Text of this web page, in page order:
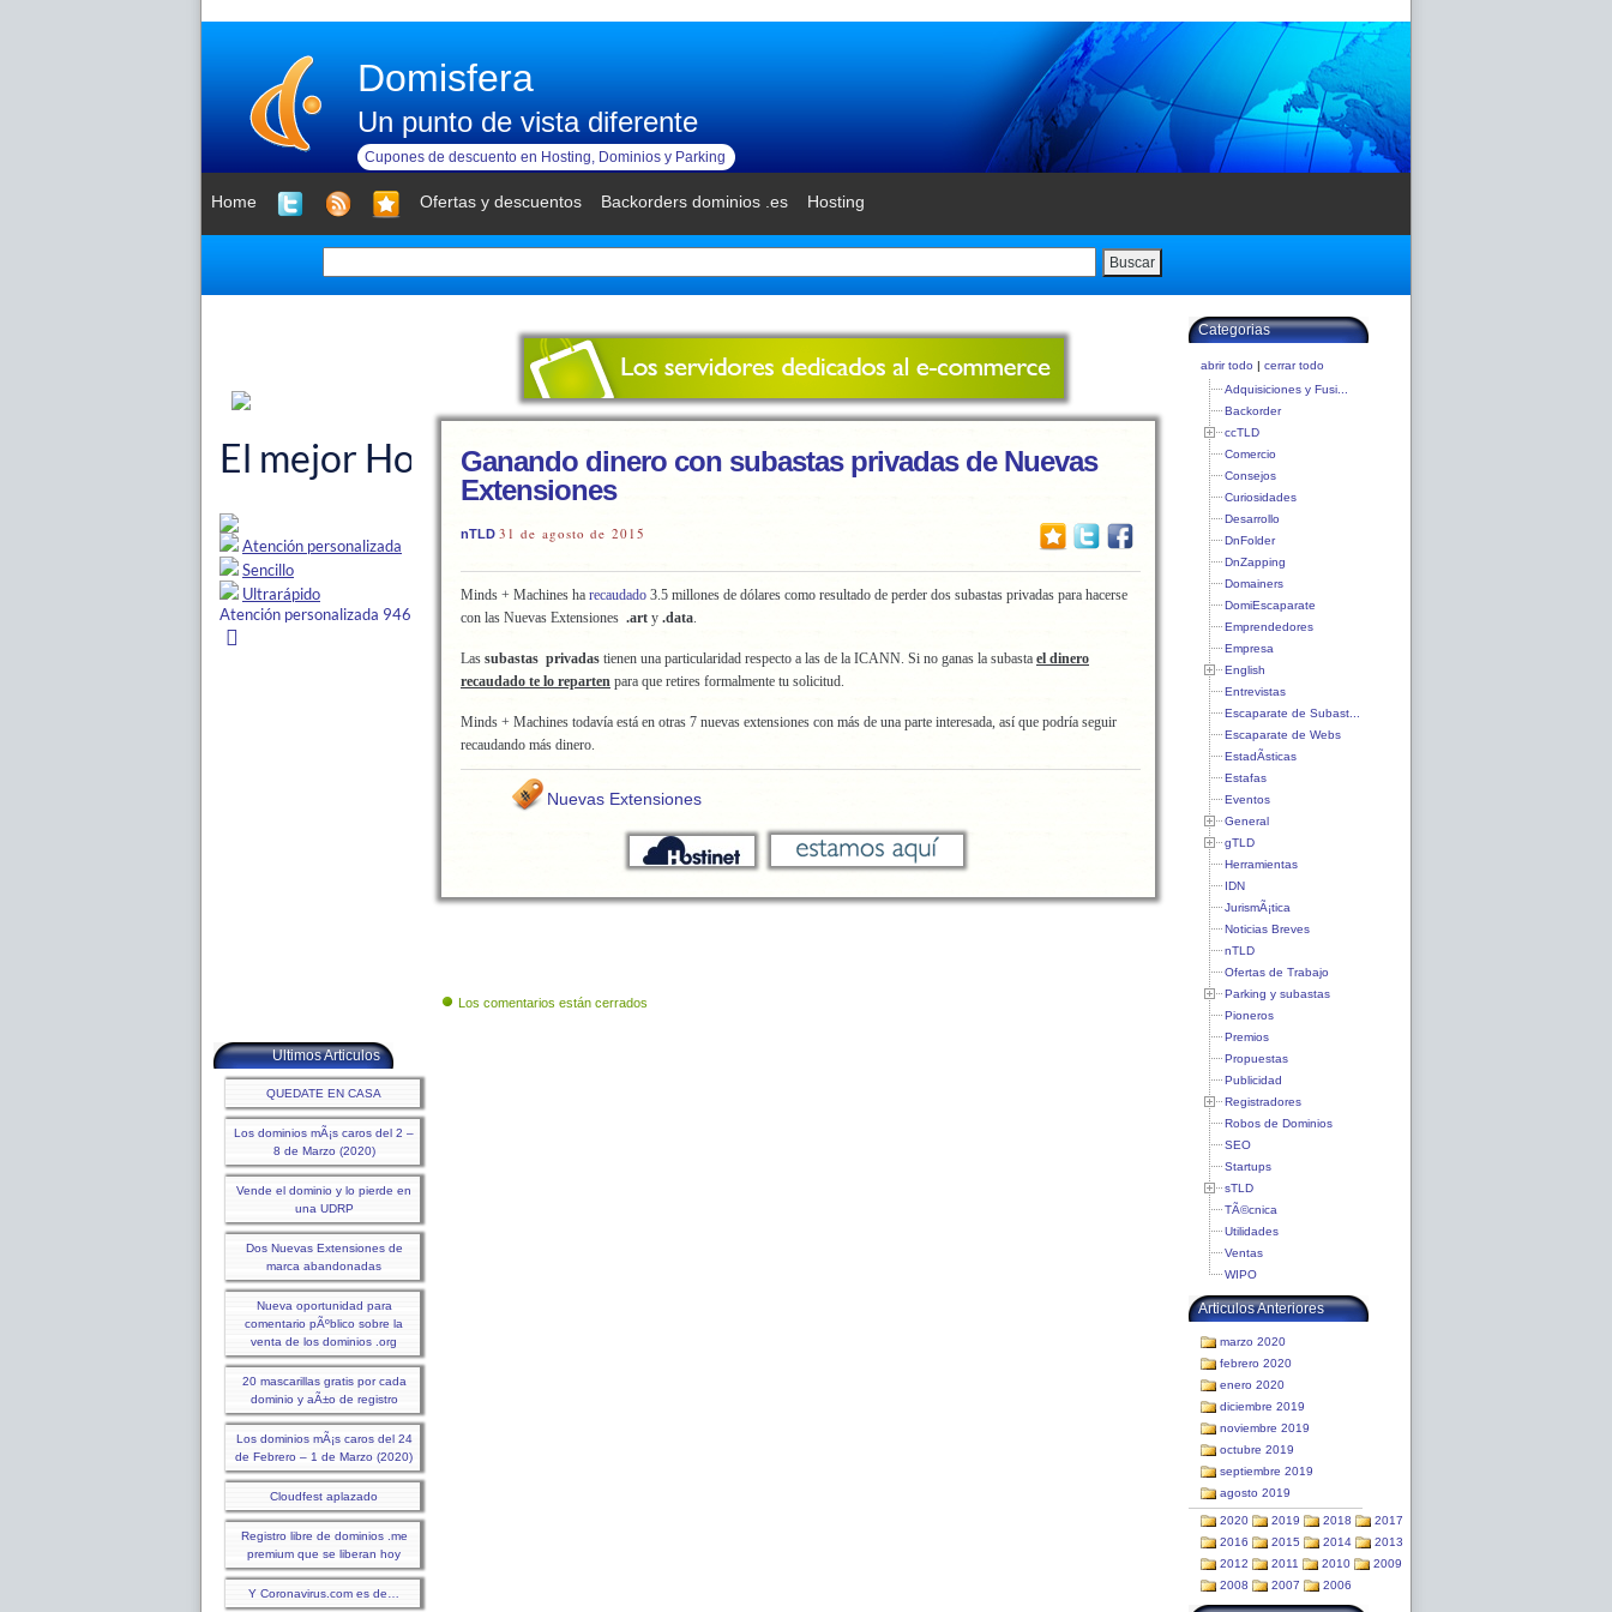
Domisfera
Un punto de vista diferente
Cupones de descuento en Hosting, Dominios y Parking
Home Ofertas y descuentos Backorders dominios .es Hosting
Buscar
Ultimos Articulos
QUEDATE EN CASA
Los dominios mÃ¡s caros del 2 –
8 de Marzo (2020)
Vende el dominio y lo pierde en
una UDRP
Dos Nuevas Extensiones de
marca abandonadas
Nueva oportunidad para
comentario pÃºblico sobre la
venta de los dominios .org
20 mascarillas gratis por cada
dominio y aÃ±o de registro
Los dominios mÃ¡s caros del 24
de Febrero – 1 de Marzo (2020)
Cloudfest aplazado
Registro libre de dominios .me
premium que se liberan hoy
Y Coronavirus.com es de…
Ganando dinero con subastas privadas de Nuevas
Extensiones
nTLD 31 de agosto de 2015
Minds + Machines ha recaudado 3.5 millones de dólares como resultado de perder dos subastas privadas para hacerse
con las Nuevas Extensiones .art y .data.
Las subastas privadas tienen una particularidad respecto a las de la ICANN. Si no ganas la subasta el dinero
recaudado te lo reparten para que retires formalmente tu solicitud.
Minds + Machines todavía está en otras 7 nuevas extensiones con más de una parte interesada, así que podría seguir
recaudando más dinero.
Nuevas Extensiones
Los comentarios están cerrados
Categorias
abrir todo | cerrar todo
Adquisiciones y Fusi...
Backorder
ccTLD
Comercio
Consejos
Curiosidades
Desarrollo
DnFolder
DnZapping
Domainers
DomiEscaparate
Emprendedores
Empresa
English
Entrevistas
Escaparate de Subast...
Escaparate de Webs
EstadÃ­sticas
Estafas
Eventos
General
gTLD
Herramientas
IDN
JurismÃ¡tica
Noticias Breves
nTLD
Ofertas de Trabajo
Parking y subastas
Pioneros
Premios
Propuestas
Publicidad
Registradores
Robos de Dominios
SEO
Startups
sTLD
TÃ©cnica
Utilidades
Ventas
WIPO
Articulos Anteriores
marzo 2020
febrero 2020
enero 2020
diciembre 2019
noviembre 2019
octubre 2019
septiembre 2019
agosto 2019
2020 2019 2018
2017
2016
2015 2014
2013
2012
2011 2010
2009
2008
2007 2006